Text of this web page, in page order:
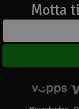
Motta